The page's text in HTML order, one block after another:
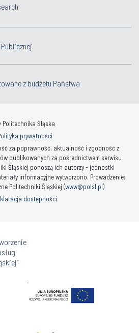
z budżetu Państwa
Śląska
prywatności
za poprawność, aktualność i zgodność z
publikowanych za pośrednictwem serwisu
Śląskiej ponoszą ich autorzy - jednostki
informacyjne wytworzono. Prowadzenie:
Politechniki Śląskiej (www@polsl.pl)
dostępności